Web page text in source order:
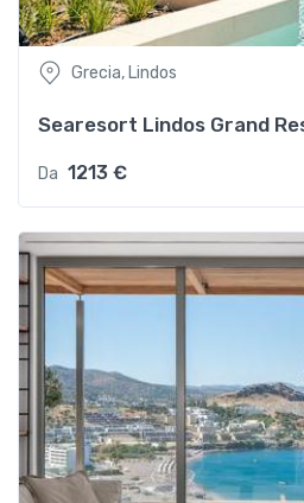
Grecia, Lindos
Searesort Lindos Grand
Da 1213 €